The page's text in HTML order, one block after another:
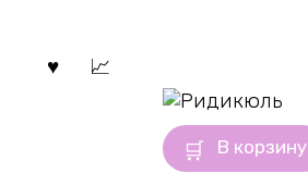
В корзину